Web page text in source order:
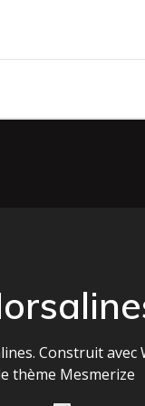
Construit avec
thème Mesmerize